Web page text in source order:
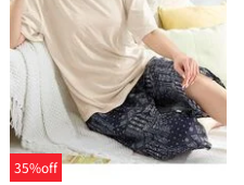
35%off